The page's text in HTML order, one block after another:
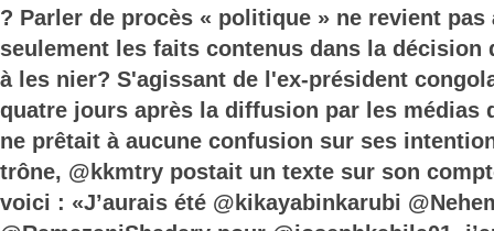
? Parler de procès « politique » ne revient pas
seulement les faits contenus dans la décision
à les nier? S'agissant de l'ex-président
quatre jours après la diffusion par les médias
ne prêtait à aucune confusion sur ses
trône, @kkmtry postait un texte sur son
voici : «J’aurais été @kikayabinkarubi